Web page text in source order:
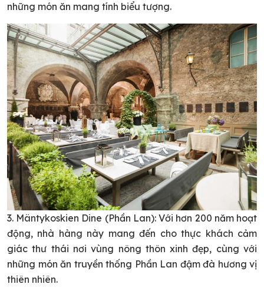
những món ăn mang tính biểu tượng.
3. Mäntykoskien Dine (Phần Lan): Với hơn 200 năm hoạt
động, nhà hàng này mang đến cho thực khách cảm
giác thư thái nơi vùng nông thôn xinh đẹp, cùng với
những món ăn truyền thống Phần Lan đậm đà hương vị
thiên nhiên.